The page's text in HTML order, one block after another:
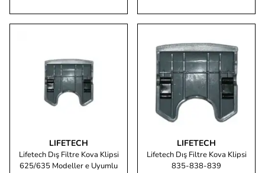
LIFETECH
Lifetech Dış Filtre Kova Klipsi
625/635 Modeller e Uyumlu
LIFETECH
Lifetech Dış Filtre Kova Klipsi
835-838-839